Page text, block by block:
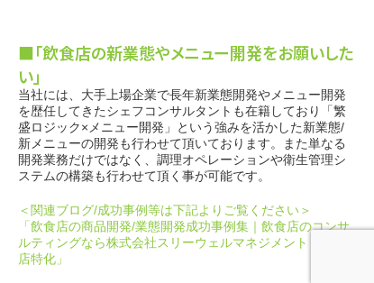
■「飲食店の新業態やメニュー開発をお願いした
い」
当社には、大手上場企業で長年新業態開発やメニュー開発
を歴任してきたシェフコンサルタントも在籍しており「繁
盛ロジック×メニュー開発」という強みを活かした新業態/
新メニューの開発も行わせて頂いております。また単なる
開発業務だけではなく、調理オペレーションや衛生管理シ
ステムの構築も行わせて頂く事が可能です。
＜関連ブログ/成功事例等は下記よりご覧ください＞
「飲食店の商品開発/業態開発成功事例集｜飲食店のコンサ
ルティングなら株式会社スリーウェルマネジメント｜飲食
店特化」